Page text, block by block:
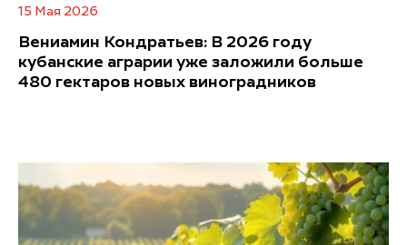
15 Мая 2026
Вениамин Кондратьев: В 2026 году
кубанские аграрии уже заложили больше
480 гектаров новых виноградников